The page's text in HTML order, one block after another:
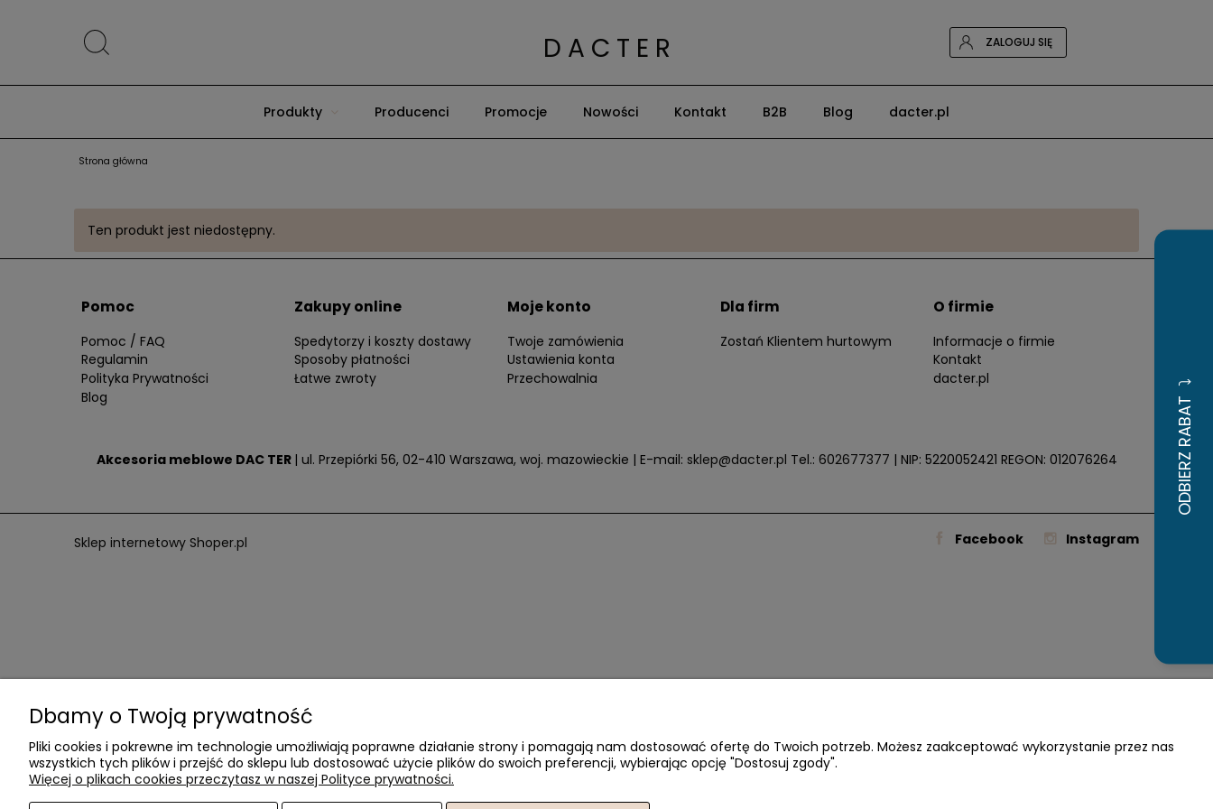
D A C T E R ZALOGUJ SIĘ
Produkty Producenci Promocje Nowości Kontakt B2B Blog dacter.pl
Strona główna
Ten produkt jest niedostępny.
Pomoc
Pomoc / FAQ
Regulamin
Polityka Prywatności
Blog
Zakupy online
Spedytorzy i koszty dostawy
Sposoby płatności
Łatwe zwroty
Moje konto
Twoje zamówienia
Ustawienia konta
Przechowalnia
Dla firm
Zostań Klientem hurtowym
O firmie
Informacje o firmie
Kontakt
dacter.pl
Akcesoria meblowe DAC TER | ul. Przepiórki 56, 02-410 Warszawa, woj. mazowieckie | E-mail: sklep@dacter.pl Tel.: 602677377 | NIP: 5220052421 REGON: 012076264
Sklep internetowy Shoper.pl Facebook Instagram
Dbamy o Twoją prywatność
Pliki cookies i pokrewne im technologie umożliwiają poprawne działanie strony i pomagają nam dostosować ofertę do Twoich potrzeb. Możesz zaakceptować wykorzystanie przez nas
wszystkich tych plików i przejść do sklepu lub dostosować użycie plików do swoich preferencji, wybierając opcję "Dostosuj zgody".
Więcej o plikach cookies przeczytasz w naszej Polityce prywatności.